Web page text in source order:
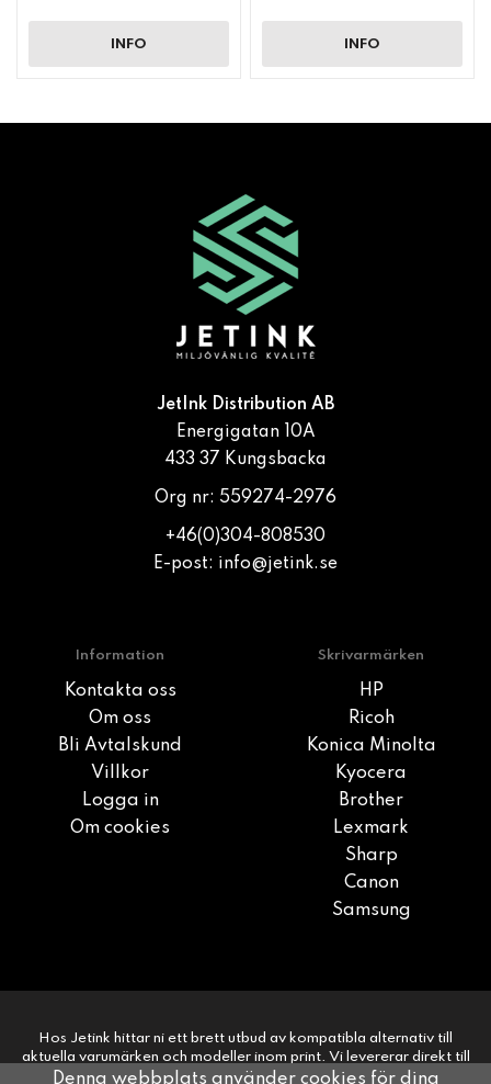
INFO INFO
JetInk Distribution AB
Energigatan 10A
433 37 Kungsbacka
Org nr: 559274-2976
+46(0)304-808530
E-post: info@jetink.se
Information
Kontakta oss
Om oss
Bli Avtalskund
Villkor
Logga in
Om cookies
Skrivarmärken
HP
Ricoh
Konica Minolta
Kyocera
Brother
Lexmark
Sharp
Canon
Samsung
Hos Jetink hittar ni ett brett utbud av kompatibla alternativ till
aktuella varumärken och modeller inom print. Vi levererar direkt till
era kunder på 1-2 dagar. Snabbt, smidigt, enkelt.
Denna webbplats använder cookies för dina